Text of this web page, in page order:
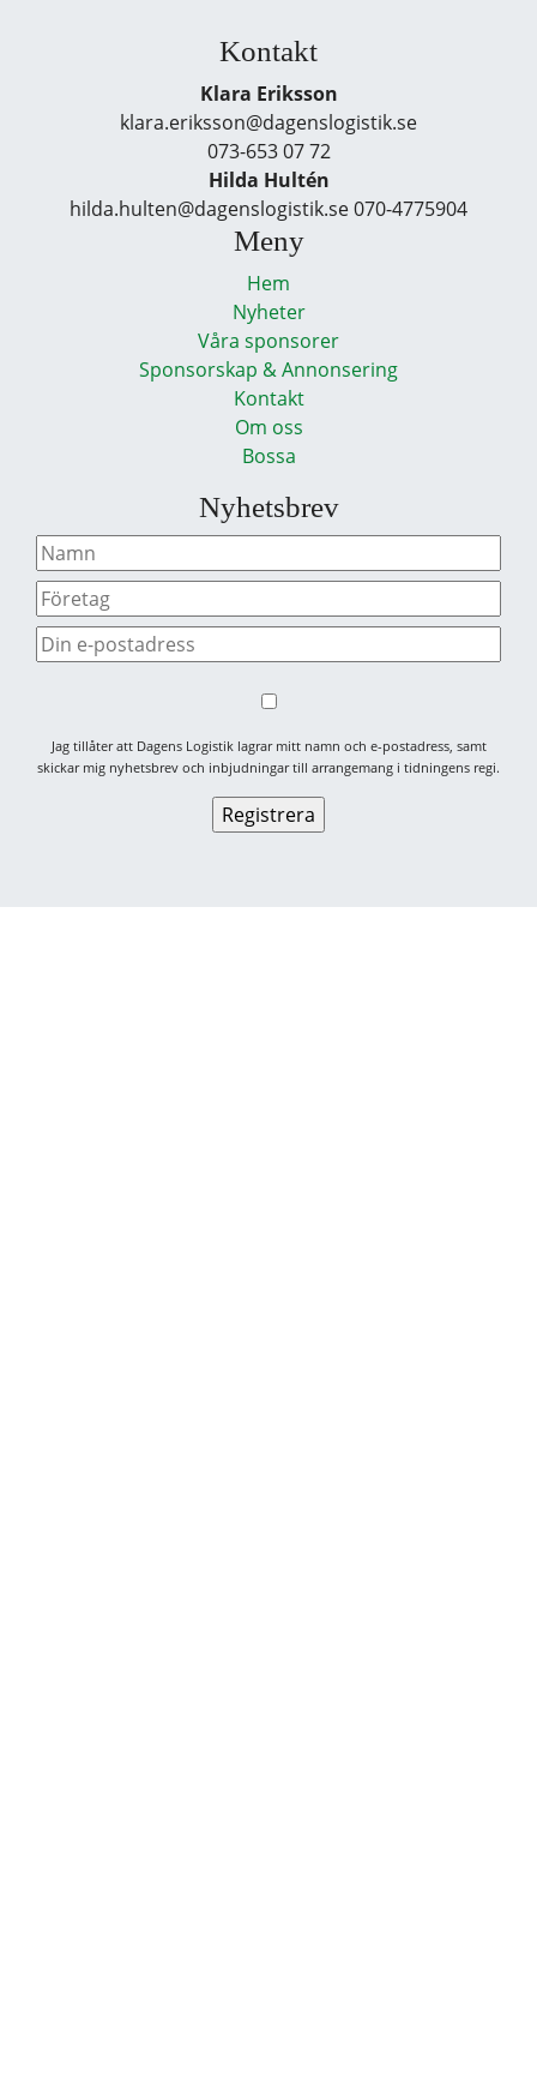
Kontakt
Klara Eriksson
klara.eriksson@dagenslogistik.se
073-653 07 72
Hilda Hultén
hilda.hulten@dagenslogistik.se 070-4775904
Meny
Hem
Nyheter
Våra sponsorer
Sponsorskap & Annonsering
Kontakt
Om oss
Bossa
Nyhetsbrev
Jag tillåter att Dagens Logistik lagrar mitt namn och e-postadress, samt
skickar mig nyhetsbrev och inbjudningar till arrangemang i tidningens regi.